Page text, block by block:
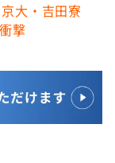
大・吉田寮
撃